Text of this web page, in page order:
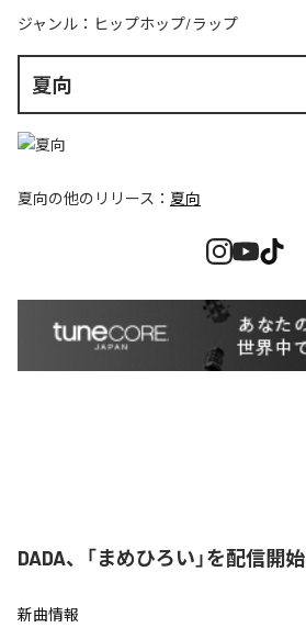
ジャンル： ヒップホップ/ラップ
夏向
夏向の他のリリース： 夏向
DADA、「まめひろい」を配信開始
新曲情報